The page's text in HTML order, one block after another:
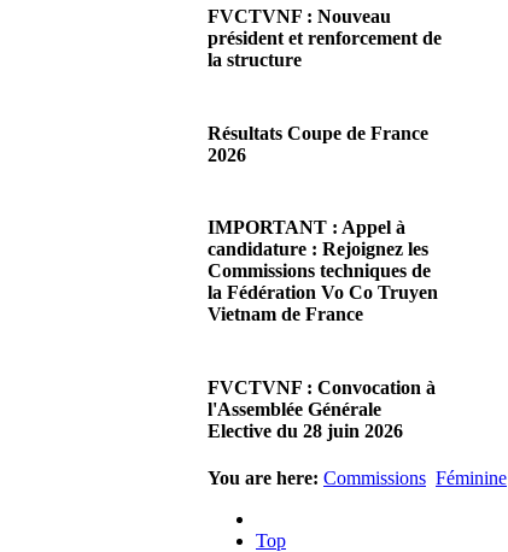
FVCTVNF : Nouveau
président et renforcement de
la structure
Chères Présidentes, chers
Présidents,Ce dimanche 28 juin
Lire la suite...
Résultats Coupe de France
2026
Cliquez sur ce lien pour
accéder aux résultats
Lire la suite...
IMPORTANT : Appel à
candidature : Rejoignez les
Commissions techniques de
la Fédération Vo Co Truyen
Vietnam de France
Madame la Présidente,
Monsieur le Président,Suite à
notre premier appel afin
Lire la suite...
FVCTVNF : Convocation à
l'Assemblée Générale
Elective du 28 juin 2026
23/05/2026 23:00
Présidents,Veuillez trouver ci-
joint la convocation à notre…
You are here: Commissions Féminine
Top